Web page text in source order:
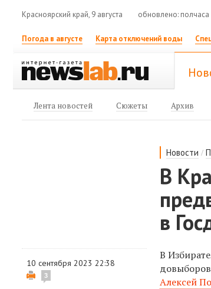
Красноярский край, 9 августа обновлено: полчаса
Погода в августе Карта отключений воды
Лента новостей Сюжеты Архив
Новости /
В
в
10 сентября 2023 22:38
3
В
Алексей